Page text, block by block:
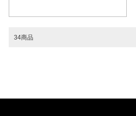
34商品